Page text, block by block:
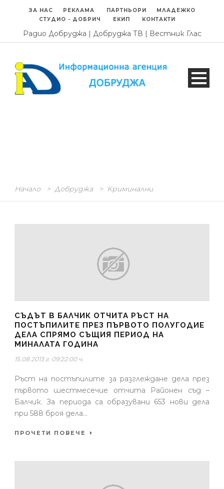
ЗА НАС РЕКЛАМА ПАРТНЬОРИ
МЛАДЕЖКО
СТУДИО - ДОБРИЧ
ЕКИП КОНТАКТИ
Радио Добруджа | Добруджа ТВ | Вестник Глас
Начало > Добруджа > Криминални
СЪДЪТ В БАЛЧИК ОТЧИТА РЪСТ НА
ПОСТЪПИЛИТЕ ПРЕЗ ПЪРВОТО ПОЛУГОДИЕ
ДЕЛА СПРЯМО СЪЩИЯ ПЕРИОД НА
МИНАЛАТА ГОДИНА
15.08.2013 г. 09:22:00 ч.
Ръст на постъпилите за разглеждане дела през
първото шестмесечие отчита Районен съд –
Балчик. За периода са образувани 653 нови дела
при 588 броя дела...
ПРОЧЕТИ ПОВЕЧЕ